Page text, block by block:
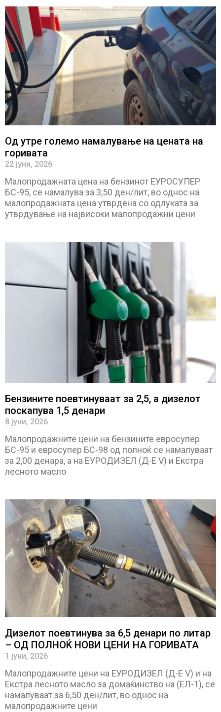
Од утре големо намалување на цената на
горивата
22 јуни, 2026
Малопродажната цена на бензинот ЕУРОСУПЕР
БС-95, се намалува за 3,50 ден/лит, во однос на
малопродажната цена утврдена со одлуката за
утврдување на највисоки малопродажни цени
Бензините поевтинуваат за 2,5, а дизелот
поскапува 1,5 денари
8 јуни, 2026
Малопродажните цени на бензините евросупер
БС-95 и евросупер БС-98 од полноќ се намалуваат
за 2,00 денара, а на ЕУРОДИЗЕЛ (Д-Е V) и Екстра
лесното масло
Дизелот поевтинува за 6,5 денари по литар
– ОД ПОЛНОЌ НОВИ ЦЕНИ НА ГОРИВАТА
1 јуни, 2026
Малопродажните цени на ЕУРОДИЗЕЛ (Д-Е V) и на
Екстра лесното масло за домаќинство на (ЕЛ-1), се
намалуваат за 6,50 ден/лит, во однос на
малопродажните цени